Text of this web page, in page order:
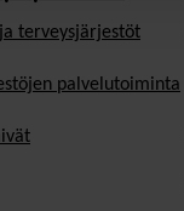
terveysjärjestöt
palvelutoiminta